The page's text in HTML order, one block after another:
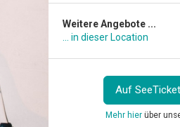
Weitere Angebote ...
... in dieser Location
Auf
Mehr hierüber